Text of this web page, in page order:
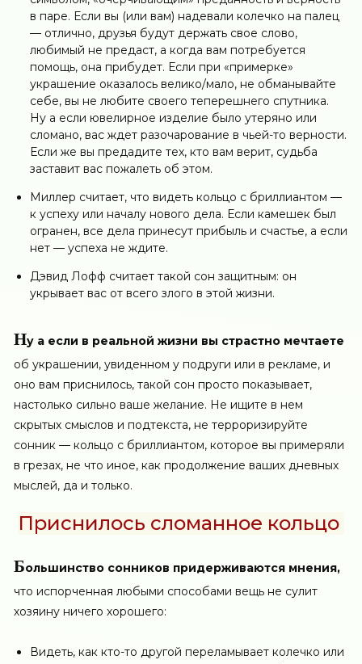
в паре. Если вы (или вам) надевали колечко на палец
— отлично, друзья будут держать свое слово,
любимый не предаст, а когда вам потребуется
помощь, она прибудет. Если при «примерке»
украшение оказалось велико/мало, не обманывайте
себе, вы не любите своего теперешнего спутника.
Ну а если ювелирное изделие было утеряно или
сломано, вас ждет разочарование в чьей-то верности.
Если же вы предадите тех, кто вам верит, судьба
заставит вас пожалеть об этом.
Миллер считает, что видеть кольцо с бриллиантом —
к успеху или началу нового дела. Если камешек был
огранен, все дела принесут прибыль и счастье, а если
нет — успеха не ждите.
Дэвид Лофф считает такой сон защитным: он
укрывает вас от всего злого в этой жизни.
Ну а если в реальной жизни вы страстно мечтаете
об украшении, увиденном у подруги или в рекламе, и
оно вам приснилось, такой сон просто показывает,
настолько сильно ваше желание. Не ищите в нем
скрытых смыслов и подтекста, не терроризируйте
сонник — кольцо с бриллиантом, которое вы примеряли
в грезах, не что иное, как продолжение ваших дневных
мыслей, да и только.
Приснилось сломанное кольцо
Большинство сонников придерживаются мнения,
что испорченная любыми способами вещь не сулит
хозяину ничего хорошего:
Видеть, как кто-то другой переламывает колечко или